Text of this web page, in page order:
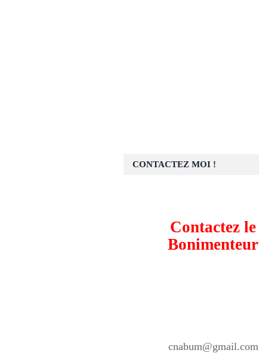
CONTACTEZ MOI !
Contactez le
Bonimenteur
cnabum@gmail.com